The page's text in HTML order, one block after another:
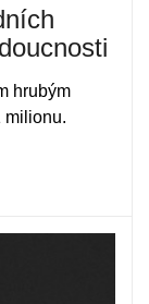
hrubým
milionu.